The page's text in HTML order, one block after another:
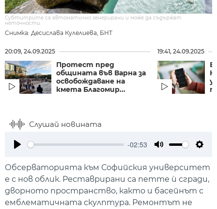
Снимка: Десислава Кулелиева, БНТ
Субтитрите са автоматично генерирани и може да съдържат
неточности.
20:09, 24.09.2025
Протест пред
общината във Варна за
освобождаване на
кмета Благомир...
19:41, 24.09.2025
Слушай новината
-02:53
Обсерваторията към Софийския университет
е с нов облик. Реставрирани са петте ѝ сгради,
дворното пространство, както и басейнът с
емблематичната скулптура. Ремонтът не